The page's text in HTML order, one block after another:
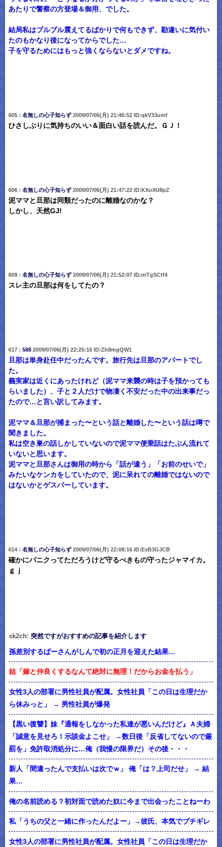
あたりで警察の方登場＆御用、でした。
結局私はブルブル震えてるばかりで何もできず、勘違いに気付い
たのもかなり後になってからでした…
子を守るためにはもっと強くならないとダメですね。
605 : 名無しの心子知らず2009/07/06(月) 21:46:52 ID:qkV33umf
ひさしぶりに気持ちのいい＆面白い話を読んだ。ＧＪ！
606 : 名無しの心子知らず2009/07/06(月) 21:47:22 ID:KXoXU8pZ
泥ママと旦那は同類だったのに離婚なのかな？
しかし、天然GJ!
609 : 名無しの心子知らず2009/07/06(月) 21:52:07 ID:mTgSCtf4
スレ主の旦那は何をしてたの？
617 : 5882009/07/06(月) 22:25:16 ID:Zh8mgQW1
旦那は単身赴任中だったんです。旅行先は旦那のアパートでし
た。
義実家は近くにあったけれど（泥ママ来襲の時は子を預かっても
らいました）、子と２人だけで物凄く不安だった中の出来事だっ
たので…と言い訳してみます。
泥ママ＆旦那が捕まった〜という話と離婚した〜という話は噂で
聞きました。
私は空き巣の話しかしていないので泥ママ便乗話はたぶん流れて
いないと思います。
泥ママと旦那さんは御用の時から「話が違う」「お前のせいで」
みたいなケンカをしていたので、泥に呆れての離婚ではないので
はないかとゲスパーしています。
614 : 名無しの心子知らず2009/07/06(月) 22:08:16 ID:EsB3GJCB
確かにパニクってただろうけど守るべきもの守ったジャマイカ。
ｇｊ
sk2ch: 突然ですがおすすめの記事を紹介します
孫差別するばーさんがしんで初の正月を迎えた結果…
姑「嫁と仲良くするなんて絶対に無理！だからお金を払う」
女性3人の部署に男性社員が配属。女性社員「この日は生理だか
ら休みっと」 → 男性社員が爆発
【黒い復讐】妹『通報をしなかった私達が悪いんだけど』Ａ夫婦
「誠意を見せろ！示談金よこせ」 →数日後「反省してないので厳
罰を」免許取消処分に…俺（我慢の限界だ）その後・・・
新人「間違ったんで支払いは次でｗ」 俺「は？上司だせ」 → 結
果…
俺の名前読める？初対面で読めた奴に今まで出会ったことねーわ
私「うちの父と一緒に作ったんだよー」→彼氏、本気でブチギレ
女性3人の部署に男性社員が配属。女性社員「この日は生理だか